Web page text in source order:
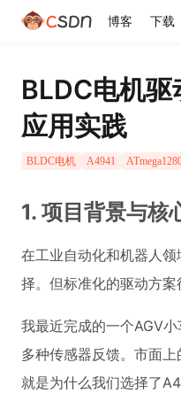
博客 下载
BLDC电机
应用实践
BLDC电机 A4941
1. 项目背景与核
在工业自动化和机器人
择。但标准化的驱动方
我最近完成的一个AGV
多种传感器反馈。市面
就是为什么我们选择了